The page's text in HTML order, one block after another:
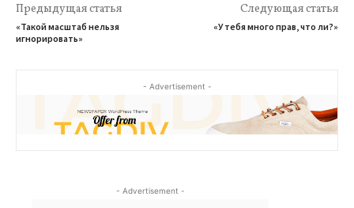
Предыдущая статья
«Такой масштаб нельзя
игнорировать»
Следующая статья
«У тебя много прав, что ли?»
- Advertisement -
- Advertisement -